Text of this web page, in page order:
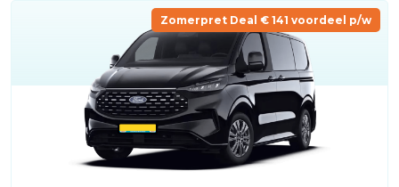
Zomerpret Deal € 141 voordeel p/w